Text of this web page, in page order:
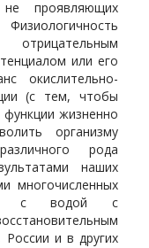
не проявляющих
или его
окислительно-
(с тем, чтобы
жизненно
организму
рода
наших
многочисленных
с водой с
и в других